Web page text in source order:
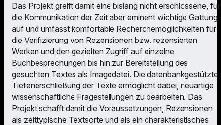
Das Projekt greift damit eine bislang nicht erschlossene, für
die Kommunikation der Zeit aber eminent wichtige Gattung
auf und umfasst komfortable Recherchemöglichkeiten für
die Verifizierung von Rezensionen bzw. rezensierten
Werken und den gezielten Zugriff auf einzelne
Buchbesprechungen bis hin zur Bereitstellung des
gesuchten Textes als Imagedatei. Die datenbankgestützte
Tiefenerschließung der Texte ermöglicht dabei, neuartige
wissenschaftliche Fragestellungen zu bearbeiten. Das
Projekt schafft damit die Voraussetzungen, Rezensionen
als zeittypische Textsorte und als ein charakteristisches